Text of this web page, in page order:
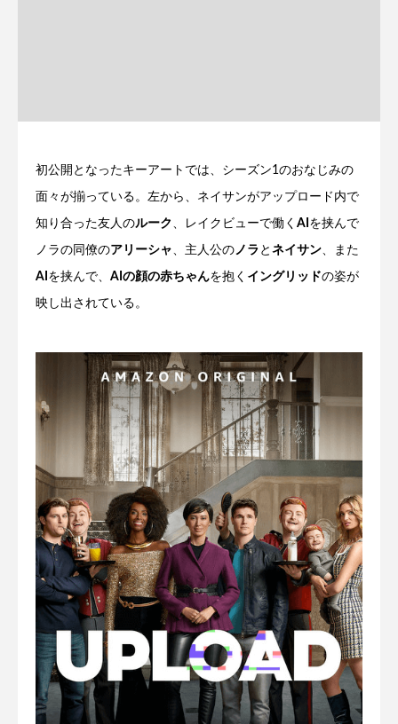
初公開となったキーアートでは、シーズン1のおなじみの
面々が揃っている。左から、ネイサンがアップロード内で
知り合った友人のルーク 、レイクビューで働く AI を挟んで
ノラの同僚のアリーシャ、主人公のノラ と ネイサン、また
AI を挟んで、 AIの顔の赤ちゃんを抱く イングリッドの姿が
映し出されている。